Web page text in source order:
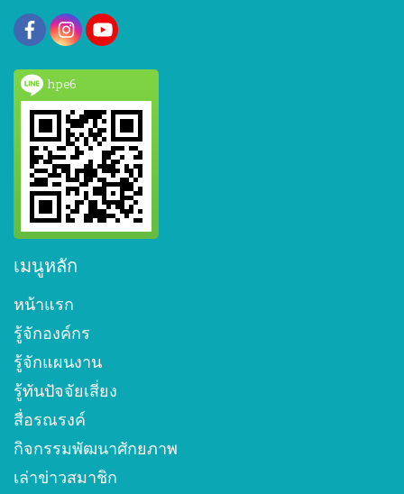
hpe6
เมนูหลัก
หน้าแรก
รู้จักองค์กร
รู้จักแผนงาน
รู้ทันปัจจัยเสี่ยง
สื่อรณรงค์
กิจกรรมพัฒนาศักยภาพ
เล่าข่าวสมาชิก